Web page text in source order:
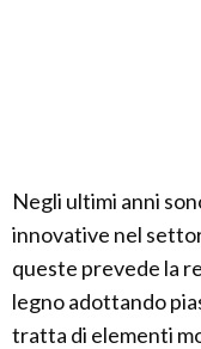
Negli ultimi anni
innovative nel
queste prevede la
legno adottando
tratta di elementi